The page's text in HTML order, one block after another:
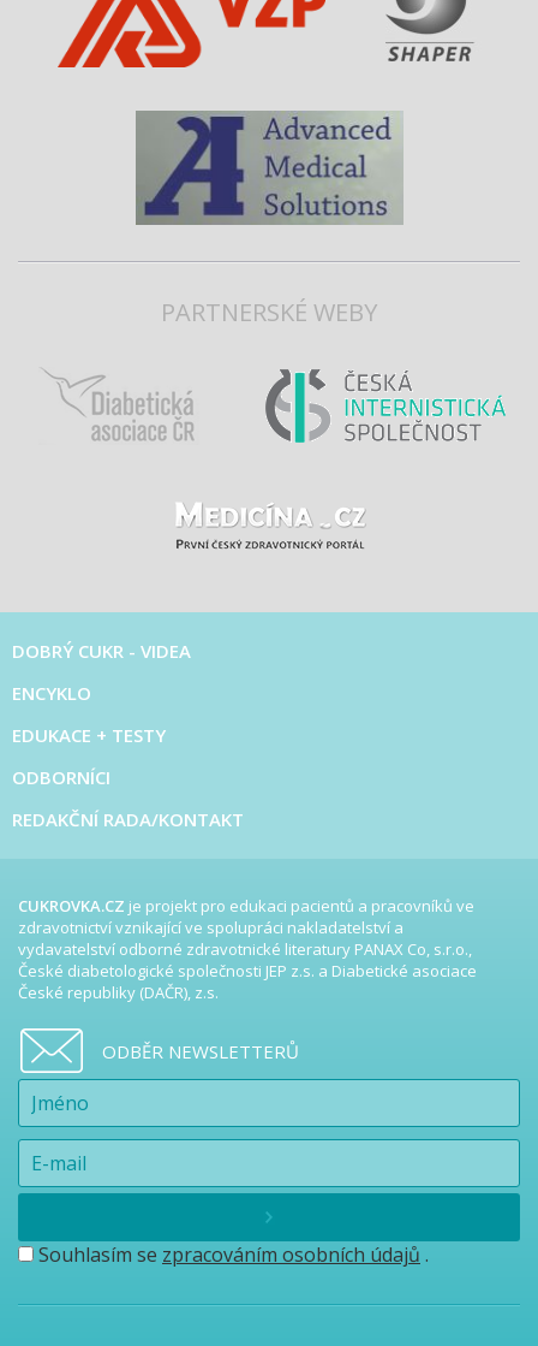
PARTNERSKÉ WEBY
DOBRÝ CUKR - VIDEA
ENCYKLO
EDUKACE + TESTY
ODBORNÍCI
REDAKČNÍ RADA/KONTAKT
CUKROVKA.CZ je projekt pro edukaci pacientů a pracovníků ve
zdravotnictví vznikající ve spolupráci nakladatelství a
vydavatelství odborné zdravotnické literatury PANAX Co, s.r.o.,
České diabetologické společnosti JEP z.s. a Diabetické asociace
České republiky (DAČR), z.s.
ODBĚR NEWSLETTERŮ
Souhlasím se zpracováním osobních údajů .